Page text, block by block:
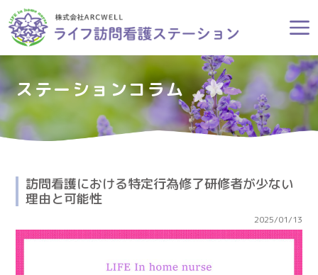
ステーションコラム
訪問看護における特定行為修了研修者が少ない
理由と可能性
2025/01/13